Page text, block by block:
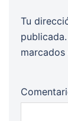
Tu
publicada.
marcados